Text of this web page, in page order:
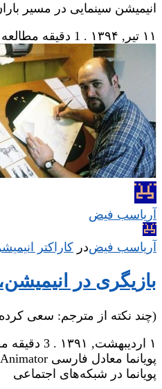
انیمیشن سینمایی در مسیر
۱۱ تیر, ۱۳۹۴
. 1 دقیقه مطالعه
آریاسب فیض
آریاسب فیضدر کاراکتر
بازیگری در
(چند نکته از مترجم: سعی
۱ اردیبهشت, ۱۳۹۱
. 3 دقیقه مطالعه
پویانما معادل فارسی Animator می‌باشد. انیماتور به شخصی گفته می‌شود که وظیفه‌ی جان‌بخشی یا زنده‌نگاری شخصیت‌های یک فیلم انیمیشن را عهده‌دار است.
پویانما در شبکه‌های اجتماعی